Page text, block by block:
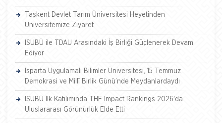
Taşkent Devlet Tarım Üniversitesi Heyetinden
Üniversitemize Ziyaret
ISUBÜ ile TDAU Arasındaki İş Birliği Güçlenerek Devam
Ediyor
Isparta Uygulamalı Bilimler Üniversitesi, 15 Temmuz
Demokrasi ve Millî Birlik Günü’nde Meydanlardaydı
ISUBÜ İlk Katılımında THE Impact Rankings 2026'da
Uluslararası Görünürlük Elde Etti